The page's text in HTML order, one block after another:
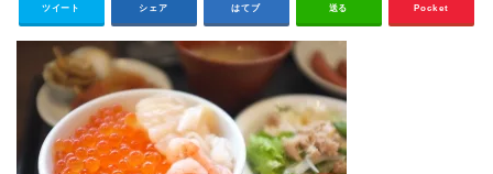
ツイート シェア はてブ 送る Pocket